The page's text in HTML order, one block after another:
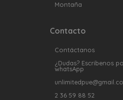
Montaña
Contacto
Contáctanos
¿Dudas? Escribenos
whatsApp
2 36 59 88 52